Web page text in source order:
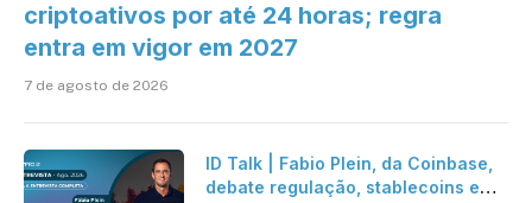
criptoativos por até 24 horas; regra
entra em vigor em 2027
7 de agosto de 2026
ID Talk | Fabio Plein, da Coinbase,
debate regulação, stablecoins e